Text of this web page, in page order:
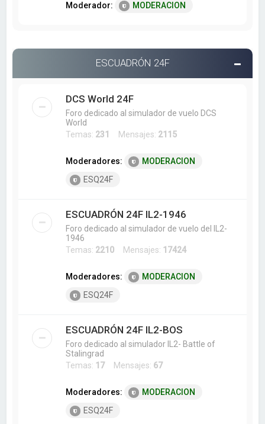
Moderador: MODERACION
ESCUADRÓN 24F
DCS World 24F
Foro dedicado al simulador de vuelo DCS
World
Temas: 231 Mensajes: 2115
Moderadores:
MODERACION
ESQ24F
ESCUADRÓN 24F IL2-1946
Foro dedicado al simulador de vuelo del IL2-
1946
Temas: 2210 Mensajes: 17424
Moderadores:
MODERACION
ESQ24F
ESCUADRÓN 24F IL2-BOS
Foro dedicado al simulador IL2- Battle of
Stalingrad
Temas: 17Mensajes: 67
Moderadores:
MODERACION
ESQ24F